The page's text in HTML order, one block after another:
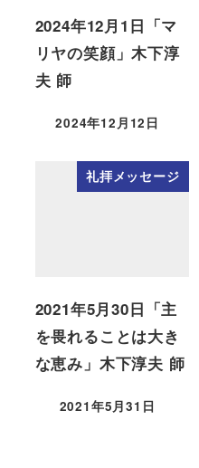
2024年12月1日「マ
リヤの笑顔」木下淳
夫 師
2024年12月12日
礼拝メッセージ
2021年5月30日「主
を畏れることは大き
な恵み」木下淳夫 師
2021年5月31日